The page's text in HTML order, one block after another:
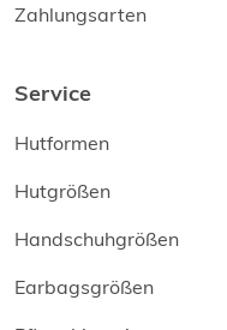
Zahlungsarten
Service
Hutformen
Hutgrößen
Handschuhgrößen
Earbagsgrößen